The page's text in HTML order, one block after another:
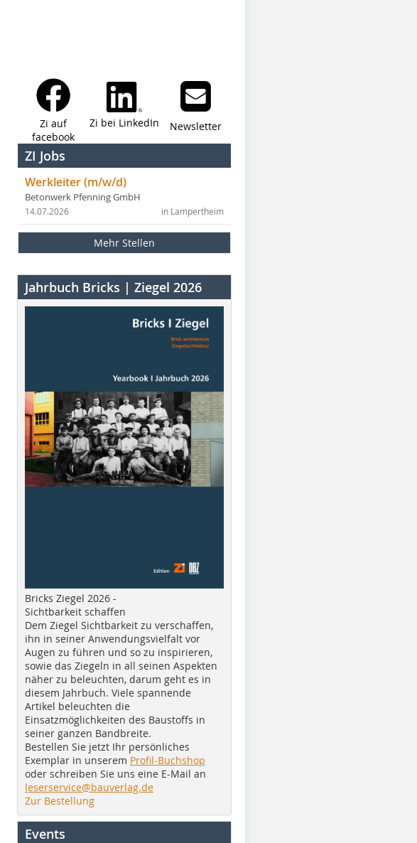
Zi auf
facebook
Zi bei LinkedIn Newsletter
ZI Jobs
Werkleiter (m/w/d)
Betonwerk Pfenning GmbH
in Lampertheim
14.07.2026
Mehr Stellen
Jahrbuch Bricks | Ziegel 2026
Bricks Ziegel 2026 -
Sichtbarkeit schaffen
Dem Ziegel Sichtbarkeit zu verschaffen,
ihn in seiner Anwendungsvielfalt vor
Augen zu führen und so zu inspirieren,
sowie das Ziegeln in all seinen Aspekten
näher zu beleuchten, darum geht es in
diesem Jahrbuch. Viele spannende
Artikel beleuchten die
Einsatzmöglichkeiten des Baustoffs in
seiner ganzen Bandbreite.
Bestellen Sie jetzt Ihr persönliches
Exemplar in unserem Profil-Buchshop
oder schreiben Sie uns eine E-Mail an
leserservice@bauverlag.de
Zur Bestellung
Events